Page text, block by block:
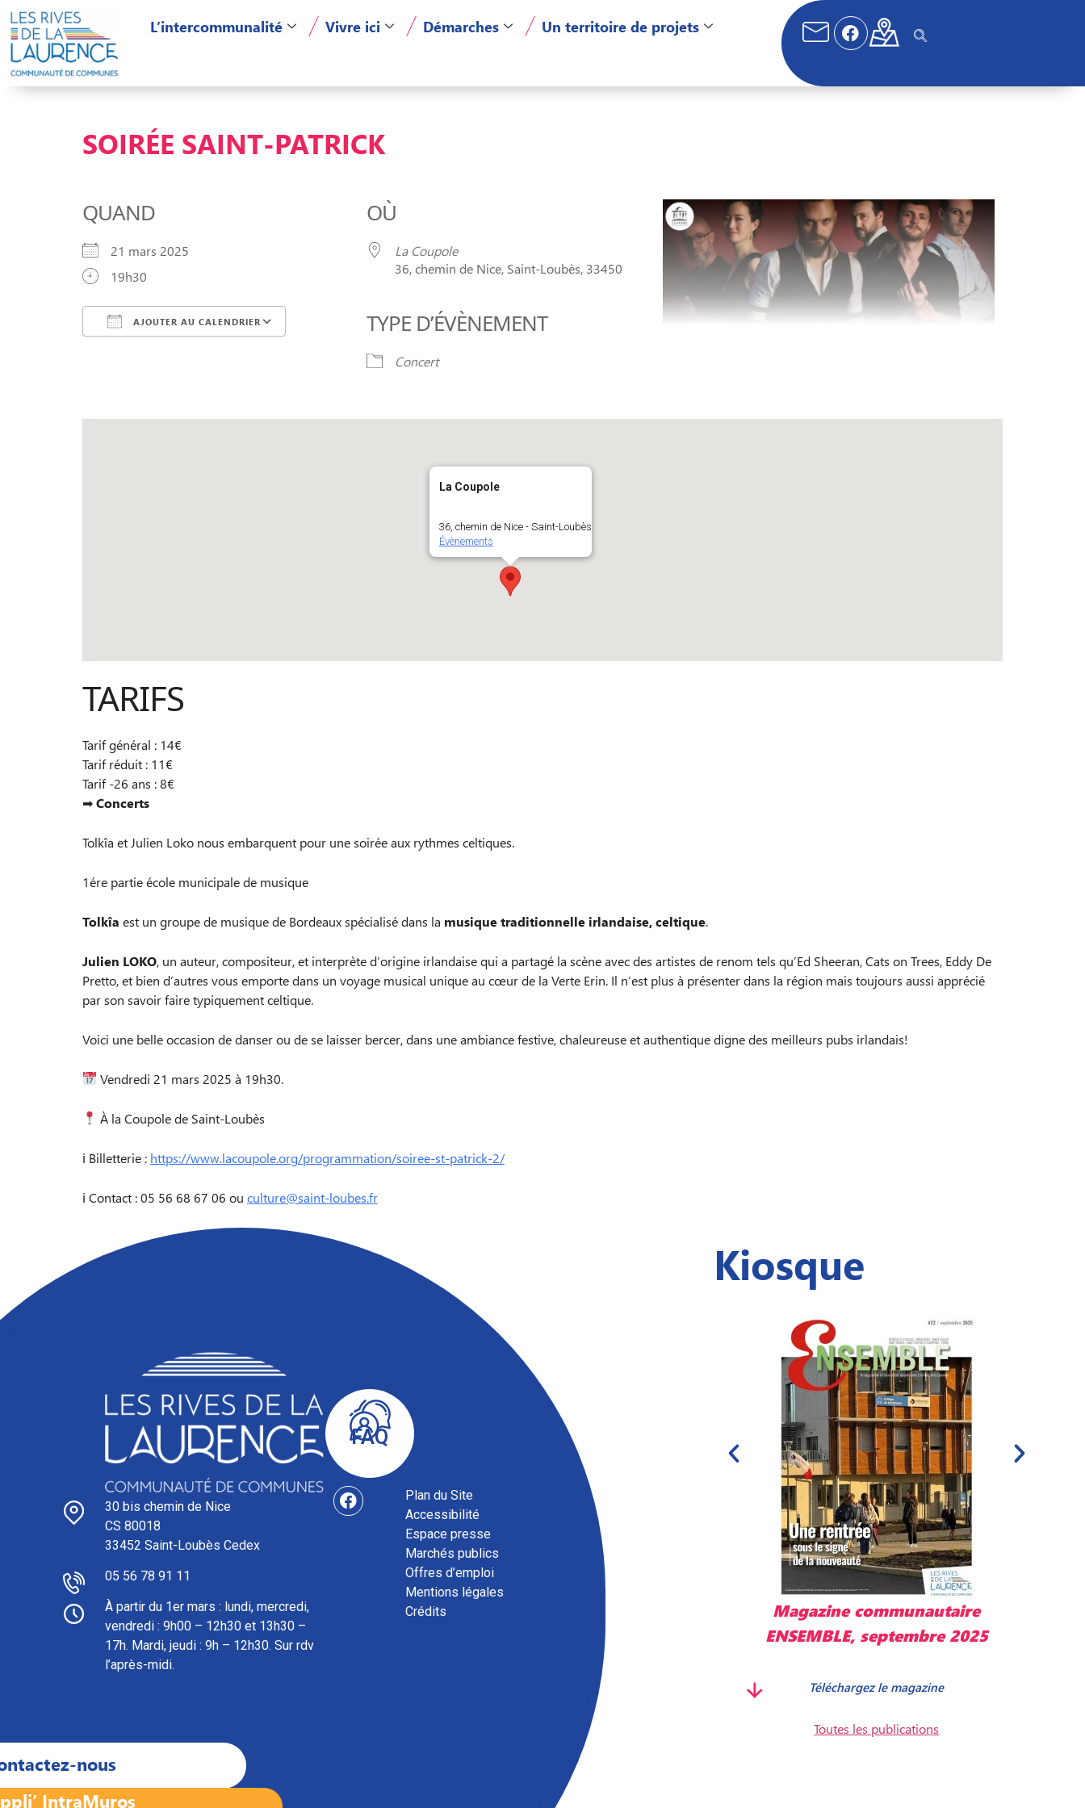
L’intercommunalité Vivre ici Démarches Un territoire de projets
SOIRÉE SAINT-PATRICK
QUAND
21 mars 2025
19h30
AJOUTER AU CALENDRIER
Calendrier Google
OÙ
La Coupole
36, chemin de Nice, Saint-Loubès, 33450
TYPE D’ÉVÈNEMENT
Concert
La Coupole
36, chemin de Nice - Saint-Loubès
Évènements
TARIFS
Tarif général : 14€
Tarif réduit : 11€
Tarif -26 ans : 8€
➡Concerts
Tolkîa et Julien Loko nous embarquent pour une soirée aux rythmes celtiques.
1ére partie école municipale de musique
Tolkîa est un groupe de musique de Bordeaux spécialisé dans la musique traditionnelle irlandaise, celtique.
Julien LOKO, un auteur, compositeur, et interprète d’origine irlandaise qui a partagé la scène avec des artistes de renom tels qu’Ed Sheeran, Cats on Trees, Eddy De
Pretto, et bien d’autres vous emporte dans un voyage musical unique au cœur de la Verte Erin. Il n’est plus à présenter dans la région mais toujours aussi apprécié
par son savoir faire typiquement celtique.
Voici une belle occasion de danser ou de se laisser bercer, dans une ambiance festive, chaleureuse et authentique digne des meilleurs pubs irlandais!
Vendredi 21 mars 2025 à 19h30.
À la Coupole de Saint-Loubès
ℹ Billetterie : https://www.lacoupole.org/programmation/soiree-st-patrick-2/
ℹ Contact : 05 56 68 67 06 ou culture@saint-loubes.fr
30 bis chemin de Nice
CS 80018
33452 Saint-Loubès Cedex
05 56 78 91 11
À partir du 1er mars : l undi, mercredi,
vendredi : 9h00 – 12h30 et 13h30 –
17h. Mardi, jeudi : 9h – 12h30. Sur rdv
l’après-midi.
FAQ
Plan du Site
Accessibilité
Espace presse
Marchés publics
Offres d’emploi
Mentions légales
Crédits
Kiosque
ENSEMBLE, septembre 2025
Téléchargez le magazine
Magazine communautaire
ENSEMBLE, mai 2025
Télécharger le magazine
Toutes les publications
nous
IntraMuros